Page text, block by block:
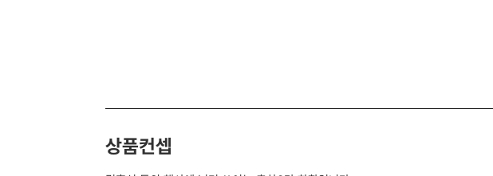
상품컨셉